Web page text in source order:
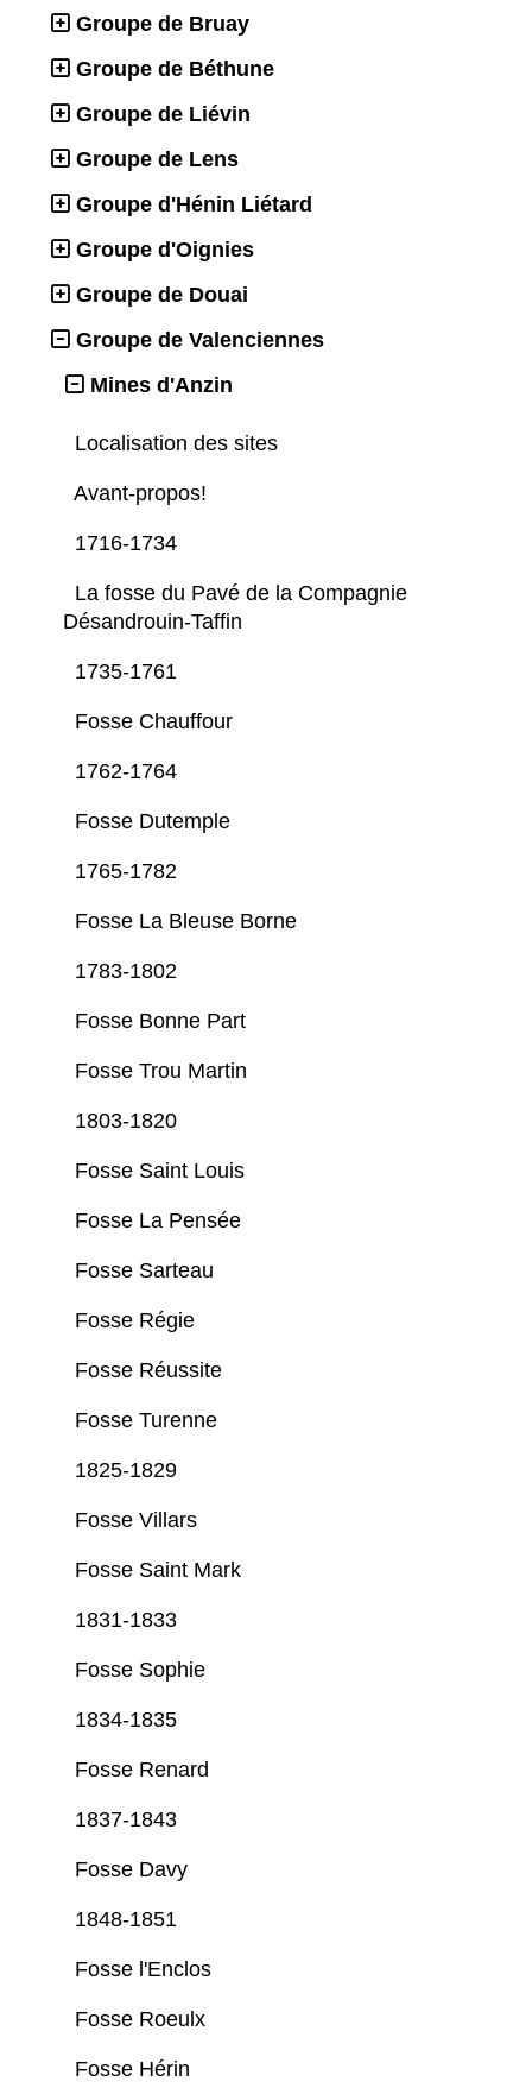
Groupe de Bruay
Groupe de Béthune
Groupe de Liévin
Groupe de Lens
Groupe d'Hénin Liétard
Groupe d'Oignies
Groupe de Douai
Groupe de Valenciennes
Mines d'Anzin
Localisation des sites
Avant-propos!
1716-1734
La fosse du Pavé de la Compagnie
Désandrouin-Taffin
1735-1761
Fosse Chauffour
1762-1764
Fosse Dutemple
1765-1782
Fosse La Bleuse Borne
1783-1802
Fosse Bonne Part
Fosse Trou Martin
1803-1820
Fosse Saint Louis
Fosse La Pensée
Fosse Sarteau
Fosse Régie
Fosse Réussite
Fosse Turenne
1825-1829
Fosse Villars
Fosse Saint Mark
1831-1833
Fosse Sophie
1834-1835
Fosse Renard
1837-1843
Fosse Davy
1848-1851
Fosse l'Enclos
Fosse Roeulx
Fosse Hérin